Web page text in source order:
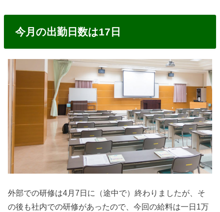
今月の出勤日数は17日
外部での研修は4月7日に（途中で）終わりましたが、そ
の後も社内での研修があったので、今回の給料は一日1万